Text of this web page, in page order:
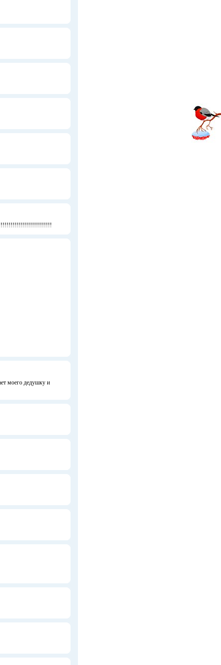
моего дедушку и